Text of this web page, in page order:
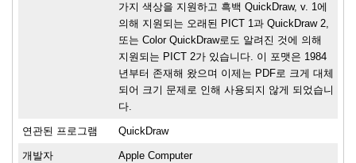
가지 색상을 지원하고 흑백 QuickDraw, v. 1에
의해 지원되는 오래된 PICT 1과 QuickDraw 2,
또는 Color QuickDraw로도 알려진 것에 의해
지원되는 PICT 2가 있습니다. 이 포맷은 1984
년부터 존재해 왔으며 이제는 PDF로 크게 대체
되어 크기 문제로 인해 사용되지 않게 되었습니
다.
연관된 프로그램 QuickDraw
개발자 Apple Computer